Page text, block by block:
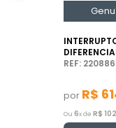
REF:
por R$
Ou 6x de R$ 102